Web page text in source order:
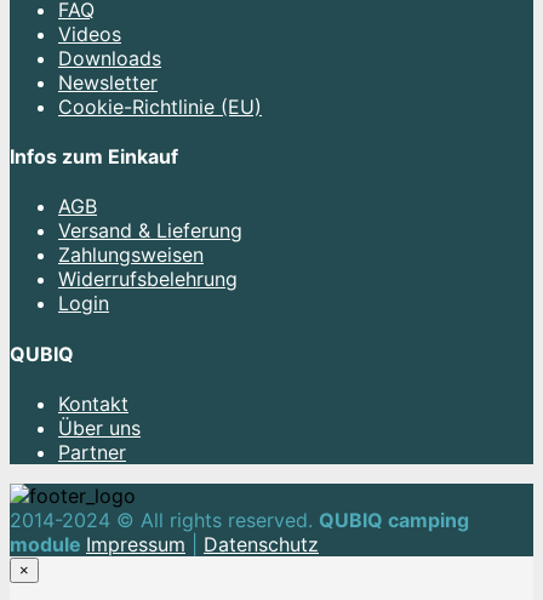
FAQ
Videos
Downloads
Newsletter
Cookie-Richtlinie (EU)
Infos zum Einkauf
AGB
Versand & Lieferung
Zahlungsweisen
Widerrufsbelehrung
Login
QUBIQ
Kontakt
Über uns
Partner
2014-2024 © All rights reserved. QUBIQ camping
module Impressum Datenschutz
×